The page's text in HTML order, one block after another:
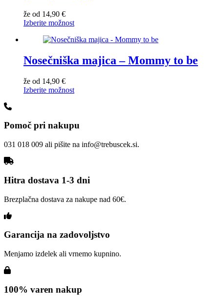
že od 14,90 €
Izberite možnost
Nosečniška majica – Mommy to be
že od 14,90 €
Izberite možnost
Pomoč pri nakupu
031 018 009 ali pišite na info@trebuscek.si.
Hitra dostava 1-3 dni
Brezplačna dostava za nakupe nad 60€.
Garancija na zadovoljstvo
Menjamo izdelek ali vrnemo kupnino.
100% varen nakup